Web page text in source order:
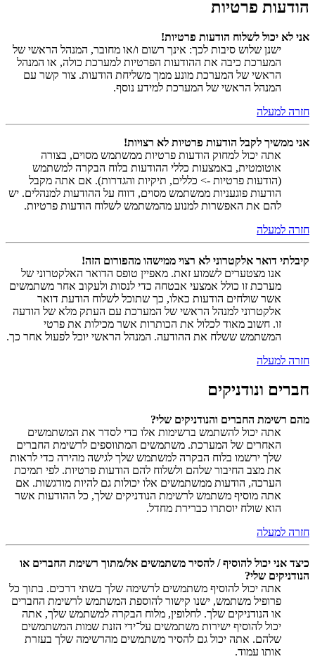
הודעות פרטיות
אני לא יכול לשלוח הודעות פרטיות!
ישנן שלוש סיבות לכך: אינך רשום ו/או מחובר, המנהל הראשי של
המערכת כיבה את ההודעות הפרטיות למערכת כולה, או המנהל
הראשי של המערכת מונע ממך משליחת הודעות. צור קשר עם
המנהל הראשי של המערכת למידע נוסף.
חזרה למעלה
אני ממשיך לקבל הודעות פרטיות לא רצויות!
אתה יכול למחוק הודעות פרטיות ממשתמש מסוים, בצורה
אוטומטית, באמצעות כללי ההודעות בלוח הבקרה למשתמש
(הודעות פרטיות -> כללים, תיקיות והגדרות). אם אתה מקבל
הודעות פוגעניות ממשתמש מסוים, דווח על ההודעות למנהלים. יש
להם את האפשרות למנוע מהמשתמש לשלוח הודעות פרטיות.
חזרה למעלה
קיבלתי דואר אלקטרוני לא רצוי ממישהו מהפורום הזה!
אנו מצטערים לשמוע זאת. מאפיין טופס הדואר האלקטרוני של
מערכת זו כולל אמצעי אבטחה כדי לנסות ולעקוב אחר משתמשים
אשר שולחים הודעות כאלו, כך שתוכל לשלוח הודעת דואר
אלקטרוני למנהל הראשי של המערכת עם העתק מלא של הודעה
זו. חשוב מאוד לכלול את הכותרות אשר מכילות את פרטי
המשתמש ששלח את ההודעה. המנהל הראשי יוכל לפעול אחר כך.
חזרה למעלה
חברים ונודניקים
מהם רשימת החברים והנודניקים שלי?
אתה יכול להשתמש ברשימות אלו כדי לסדר את המשתמשים
האחרים של המערכת. משתמשים המתווספים לרשימת החברים
שלך ירשמו בלוח הבקרה למשתמש שלך לגישה מהירה כדי לראות
את מצב החיבור שלהם ולשלוח להם הודעות פרטיות. לפי תמיכת
הערכה, הודעות ממשתמשים אלו יכולות גם להיות מודגשות. אם
אתה מוסיף משתמש לרשימת הנודניקים שלך, כל ההודעות אשר
הוא שולח יוסתרו כברירת מחדל.
חזרה למעלה
כיצד אני יכול להוסיף / להסיר משתמשים אל/מתוך רשימת החברים או
הנודניקים שלי?
אתה יכול להוסיף משתמשים לרשימה שלך בשתי דרכים. בתוך כל
פרופיל משתמש, ישנו קישור להוספת המשתמש לרשימת החברים
או הנודניקים שלך. לחלופין, מלוח הבקרה למשתמש שלך, אתה
יכול להוסיף ישירות משתמשים על־ידי הזנת שמות המשתמשים
שלהם. אתה יכול גם להסיר משתמשים מהרשימה שלך בעזרת
אותו עמוד.